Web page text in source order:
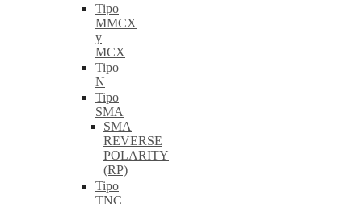
Tipo
MMCX
y
MCX
Tipo
N
Tipo
SMA
SMA
REVERSE
POLARITY
(RP)
Tipo
TNC